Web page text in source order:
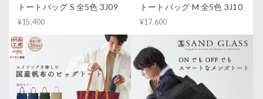
トートバッグ S 全5色 3J09
¥15,400
トートバッグ M 全5色 3J10
¥17,600